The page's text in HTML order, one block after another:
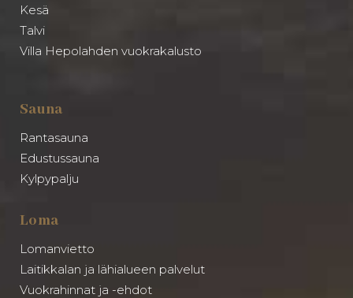
Kesä
Talvi
Villa Hepolahden vuokrakalusto
Sauna
Rantasauna
Edustussauna
Kylpypalju
Loma
Lomanvietto
Laitikkalan ja lähialueen palvelut
Vuokrahinnat ja -ehdot